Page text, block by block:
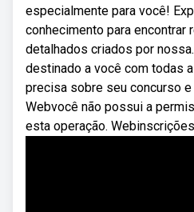
especialmente para você!
conhecimento para
detalhados criados por
destinado a você com todas
precisa sobre seu concurso
Webvocê não possui a
esta operação.